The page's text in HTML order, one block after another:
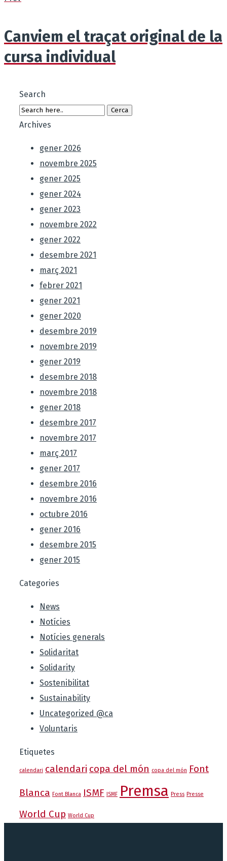
Canviem el traçat original de la
cursa individual
Search
Archives
gener 2026
novembre 2025
gener 2025
gener 2024
gener 2023
novembre 2022
gener 2022
desembre 2021
març 2021
febrer 2021
gener 2021
gener 2020
desembre 2019
novembre 2019
gener 2019
desembre 2018
novembre 2018
gener 2018
desembre 2017
novembre 2017
març 2017
gener 2017
desembre 2016
novembre 2016
octubre 2016
gener 2016
desembre 2015
gener 2015
Categories
News
Notícies
Notícies generals
Solidaritat
Solidarity
Sostenibilitat
Sustainability
Uncategorized @ca
Voluntaris
Etiquetes
calendari calendari copa del món copa del món Font
Blanca Font Blanca ISMF ISMF Premsa Press Presse
World Cup World Cup